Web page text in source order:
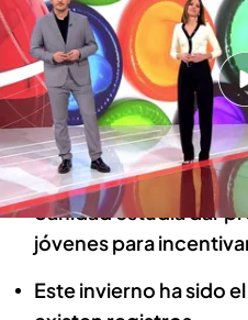
Redacción digital
14 MAR 2024 - 21:25h.
El Congreso aprueba
panorama para el
adelanto electoral en
Sanidad estudia dar
jóvenes para
Este invierno ha sido